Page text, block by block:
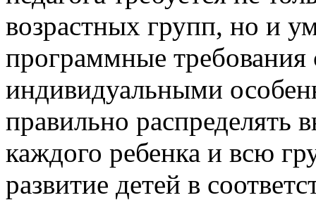
возрастных групп, но и
программные требования
индивидуальными
правильно распределять
каждого ребенка и всю
развитие детей в